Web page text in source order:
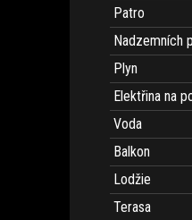
Patro
Nadzemních
Plyn
Elektřina na
Voda
Balkon
Lodžie
Terasa